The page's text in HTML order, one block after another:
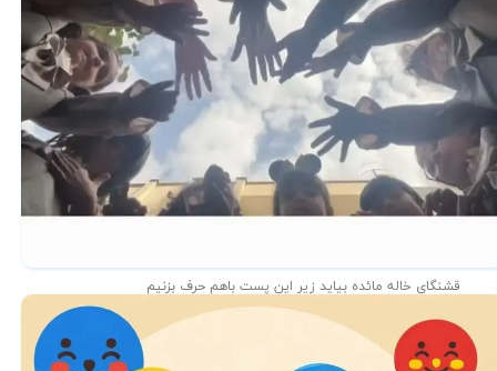
قشنگای خاله مائده بیاید زیر این پست باهم حرف بزنیم